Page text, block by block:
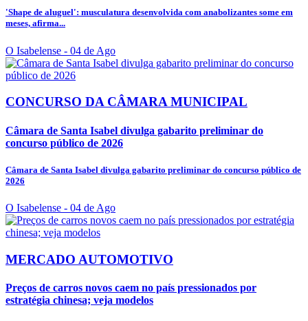
'Shape de aluguel': musculatura desenvolvida com anabolizantes some em
meses, afirma...
O Isabelense - 04 de Ago
CONCURSO DA CÂMARA MUNICIPAL
Câmara de Santa Isabel divulga gabarito preliminar do
concurso público de 2026
Câmara de Santa Isabel divulga gabarito preliminar do concurso público de
2026
O Isabelense - 04 de Ago
MERCADO AUTOMOTIVO
Preços de carros novos caem no país pressionados por
estratégia chinesa; veja modelos